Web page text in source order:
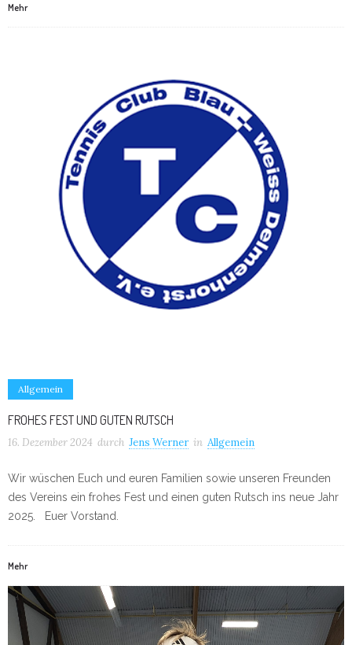
Mehr
Allgemein
FROHES FEST UND GUTEN RUTSCH
16. Dezember 2024 durch Jens Werner in Allgemein
Wir wüschen Euch und euren Familien sowie unseren Freunden
des Vereins ein frohes Fest und einen guten Rutsch ins neue Jahr
2025. Euer Vorstand.
Mehr